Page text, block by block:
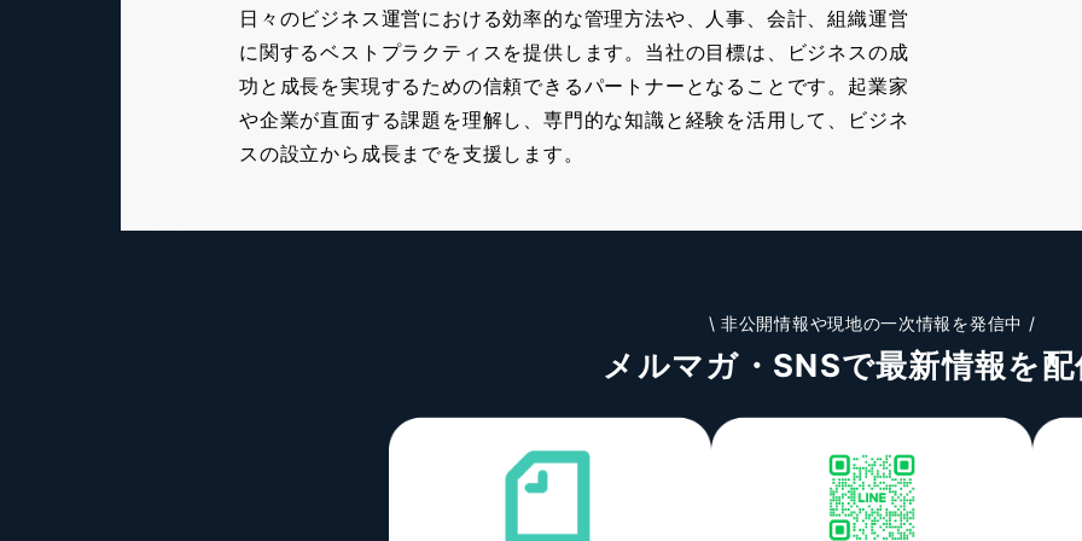
日々のビジネス運営における効率的な管理方法や、人事、会計、組織運営
に関するベストプラクティスを提供します。当社の目標は、ビジネスの成
功と成長を実現するための信頼できるパートナーとなることです。起業家
や企業が直面する課題を理解し、専門的な知識と経験を活用して、ビジネ
スの設立から成長までを支援します。
\ 非公開情報や現地の一次情報を発信中 /
メルマガ・SNSで最新情報を配